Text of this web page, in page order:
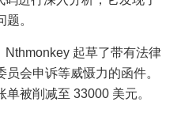
。
Nthmonkey 起草了带有法律
会申诉等威慑力的函件。
被削减至 33000 美元。